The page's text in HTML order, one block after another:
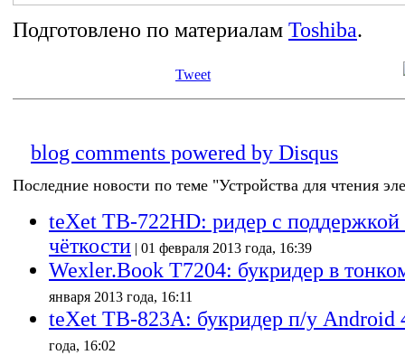
Подготовлено по материалам Toshiba.
Tweet
blog comments powered by Disqus
Последние новости по теме "Устройства для чтения
teXet TB-722HD: ридер с поддержкой
чёткости | 01 февраля 2013 года, 16:39
Wexler.Book T7204: букридер в
января 2013 года, 16:11
teXet TB-823A: букридер п/у Android
года, 16:02